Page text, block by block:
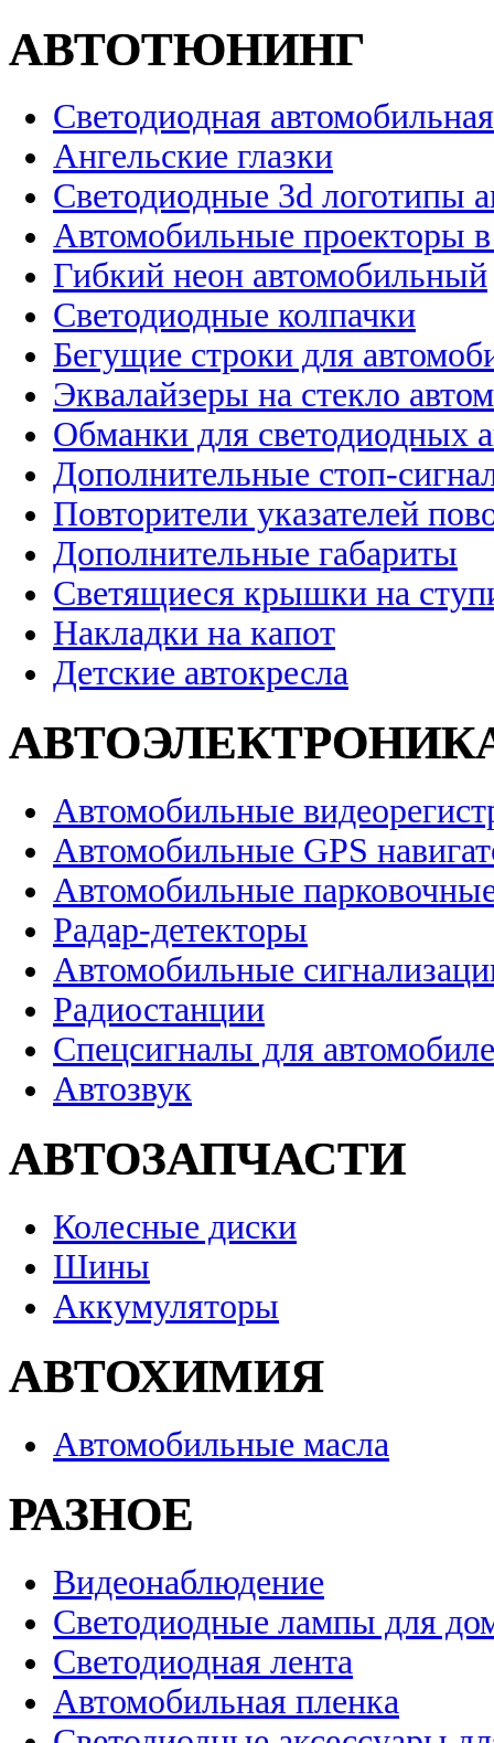
АВТОТЮНИНГ
Светодиодная
Ангельские глазки
Светодиодные 3d логотипы
Автомобильные проекторы
Гибкий неон автомобильный
Светодиодные колпачки
Бегущие строки для
Эквалайзеры на стекло
Обманки для светодиодных
Дополнительные стоп-
Повторители указателей
Дополнительные габариты
Светящиеся крышки на
Накладки на капот
Детские автокресла
Автомобильные
Автомобильные GPS
Автомобильные
Радар-детекторы
Автомобильные
Радиостанции
Спецсигналы для
Автозвук
АВТОЗАПЧАСТИ
Колесные диски
Шины
Аккумуляторы
АВТОХИМИЯ
Автомобильные масла
РАЗНОЕ
Видеонаблюдение
Светодиодные лампы для
Светодиодная лента
Автомобильная пленка